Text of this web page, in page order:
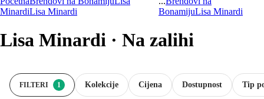
MinardiLisa Minardi
BonamijuLisa Minardi
Lisa Minardi · Na zalihi
FILTERI 1 Kolekcije Cijena Dostupnost Tip